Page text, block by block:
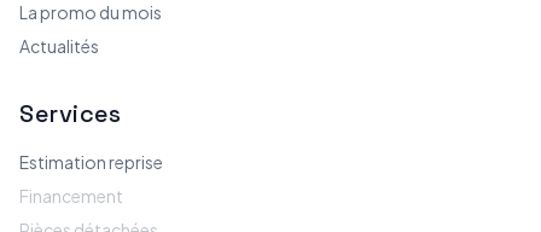
La promo du mois
Actualités
Services
Estimation reprise
Financement